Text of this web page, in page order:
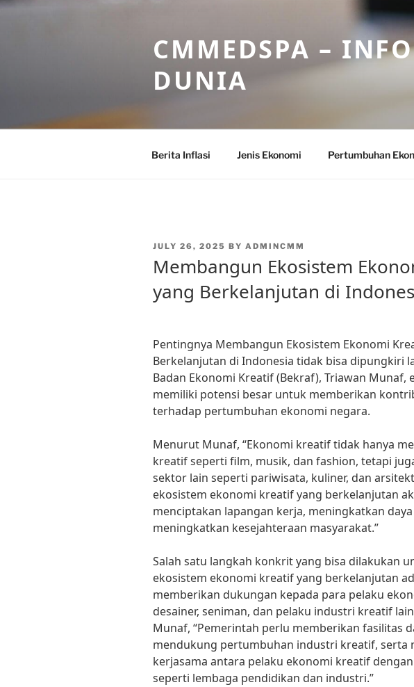
Skip
CMMEDSPA –
DUNIA
Berita Inflasi Jenis Ekonomi Pertumbuhan
POSTED
JULY 26, 2025 BY ADMINCMM
Membangun Ekosistem
yang Berkelanjutan di
Pentingnya Membangun Ekosistem Ekonomi
Berkelanjutan di Indonesia tidak bisa dipungkiri
Badan Ekonomi Kreatif (Bekraf), Triawan Munaf,
memiliki potensi besar untuk memberikan
terhadap pertumbuhan ekonomi negara.
Menurut Munaf, “Ekonomi kreatif tidak hanya
kreatif seperti film, musik, dan fashion, tetapi
sektor lain seperti pariwisata, kuliner, dan
ekosistem ekonomi kreatif yang berkelanjutan
menciptakan lapangan kerja, meningkatkan
meningkatkan kesejahteraan masyarakat.”
Salah satu langkah konkrit yang bisa dilakukan
ekosistem ekonomi kreatif yang berkelanjutan
memberikan dukungan kepada para pelaku
desainer, seniman, dan pelaku industri kreatif
Munaf, “Pemerintah perlu memberikan fasilitas
mendukung pertumbuhan industri kreatif, serta
kerjasama antara pelaku ekonomi kreatif
seperti lembaga pendidikan dan industri.”